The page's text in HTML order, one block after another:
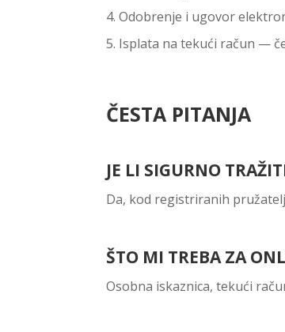
Odobrenje i ugovor
Isplata na tekući račun —
ČESTA PITANJA
JE LI SIGURNO
Da, kod registriranih
ŠTO MI TREBA ZA
Osobna iskaznica, tekući